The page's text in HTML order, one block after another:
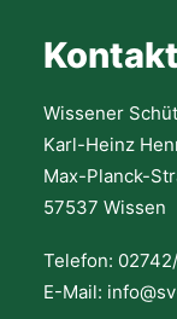
Kontakt
Wissener
Karl-Heinz
Max-Planck-
57537 Wissen
Telefon:
E-Mail: